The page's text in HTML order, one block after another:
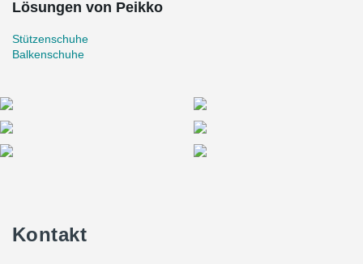
Lösungen von Peikko
Stützenschuhe
Balkenschuhe
Kontakt